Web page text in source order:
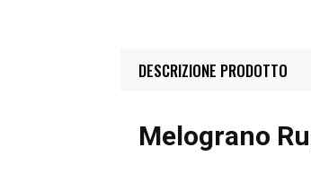
DESCRIZIONE PRODOTTO
Melograno